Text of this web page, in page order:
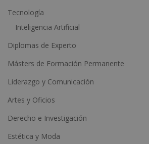
Tecnología
Inteligencia Artificial
Diplomas de Experto
Másters de Formación Permanente
Liderazgo y Comunicación
Artes y Oficios
Derecho e Investigación
Estética y Moda